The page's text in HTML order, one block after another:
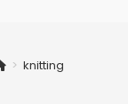
> knitting